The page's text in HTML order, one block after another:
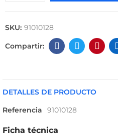
SKU: 91010128
DETALLES DE PRODUCTO
Referencia
91010128
Ficha técnica